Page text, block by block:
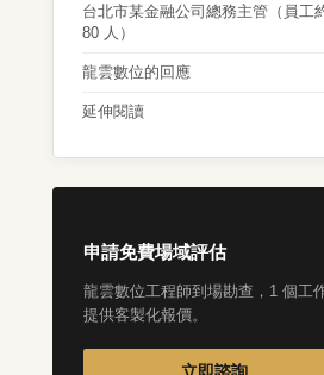
台北市某金融公司總務主管（員工
80 人）
龍雲數位的回應
延伸閱讀
申請免費場域評估
龍雲數位工程師到場勘查，1 個工
提供客製化報價。
立即諮詢